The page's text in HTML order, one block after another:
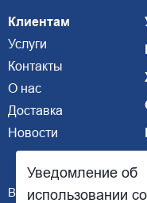
Клиентам
Услуги
Контакты
О нас
Доставка
Новости
Внимание, размещенная
Уведомление об
использовании